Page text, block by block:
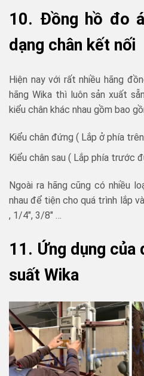
10. Đồng hồ đo
dạng chân kết nối
Hiện nay với rất nhiều hãng
hãng Wika thì luôn sản xuất
kiểu chân khác nhau gồm bao
Kiểu chân đứng ( Lắp ở phía
Kiểu chân sau ( Lắp phía trước
Ngoài ra hãng cũng có nhiều
nhau để tiện cho quá trình lắp
, 1/4″, 3/8″ …
11. Ứng dụng của
suất Wika